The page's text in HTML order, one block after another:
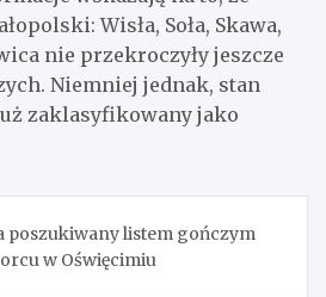
Wisła, Soła, Skawa,
nie przekroczyły jeszcze
Niemniej jednak, stan
zaklasyfikowany jako
poszukiwany listem gończym
w Oświęcimiu